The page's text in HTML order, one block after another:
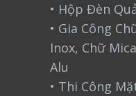
• Hộp Đèn
• Gia Công
Inox, Chữ
Alu
• Thi Công